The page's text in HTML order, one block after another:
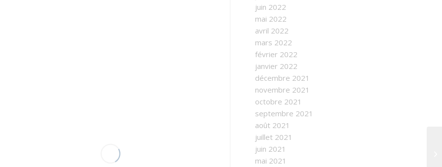
juin 2022
mai 2022
avril 2022
mars 2022
février 2022
janvier 2022
décembre 2021
novembre 2021
octobre 2021
septembre 2021
août 2021
juillet 2021
juin 2021
mai 2021